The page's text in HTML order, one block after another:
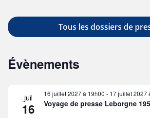
Tous les dossiers de
Évènements
Juil
16
16 juillet 2027 à 19h00 - 17 juillet 2027
Voyage de presse Leborgne